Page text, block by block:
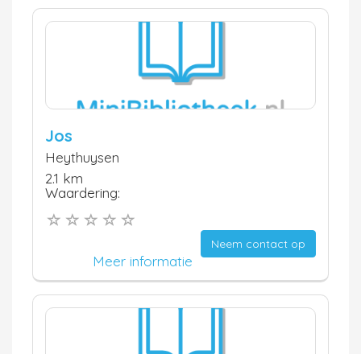
Jos
Heythuysen
2.1 km
Waardering:
Neem contact op
Meer informatie